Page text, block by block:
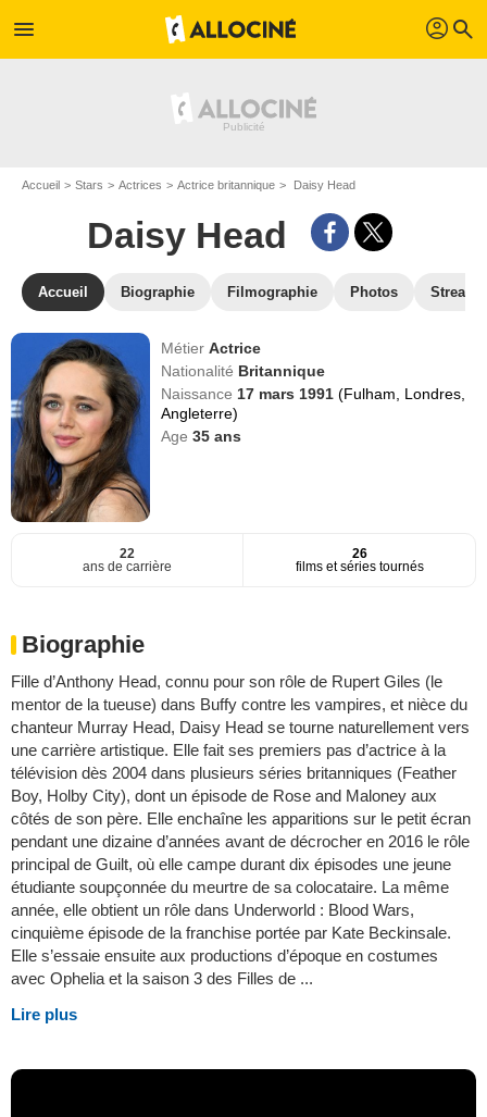
menu profil search
Accueil Stars Actrices Actrice britannique Daisy Head
Daisy Head
Accueil Biographie Filmographie Photos
MétierActrice
Nationalité Britannique
Naissance 17 mars 1991(Fulham, Londres,
Angleterre)
Age35 ans
22
ans de carrière
26
films et séries tournés
Biographie
Fille d’Anthony Head, connu pour son rôle de Rupert Giles (le
mentor de la tueuse) dans Buffy contre les vampires, et nièce du
chanteur Murray Head, Daisy Head se tourne naturellement vers
une carrière artistique. Elle fait ses premiers pas d’actrice à la
télévision dès 2004 dans plusieurs séries britanniques (Feather
Boy, Holby City), dont un épisode de Rose and Maloney aux
côtés de son père. Elle enchaîne les apparitions sur le petit écran
pendant une dizaine d’années avant de décrocher en 2016 le rôle
principal de Guilt, où elle campe durant dix épisodes une jeune
étudiante soupçonnée du meurtre de sa colocataire. La même
année, elle obtient un rôle dans Underworld : Blood Wars,
cinquième épisode de la franchise portée par Kate Beckinsale.
Elle s’essaie ensuite aux productions d’époque en costumes
avec Ophelia et la saison 3 des Filles de ...
Lire plus